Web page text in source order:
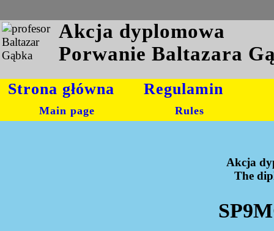
Akcja dyplomowa
Porwanie Baltazara
Strona główna
Main page
Regulamin
Rules
Akcja
The